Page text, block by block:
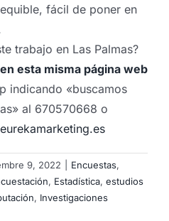
fácil de poner en
trabajo en Las Palmas?
esta misma página web
indicando «buscamos
al 670570668 o
9, 2022 Encuestas,
, Estadística, estudios
, Investigaciones